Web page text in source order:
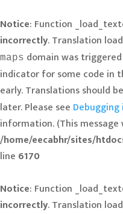
Notice: Function
incorrectly. Translation
maps domain was
indicator for some code in
early. Translations should
later. Please see Debugging
information. (This message
/home/eecabhr/sites/
line 6170
Notice: Function
incorrectly. Translation